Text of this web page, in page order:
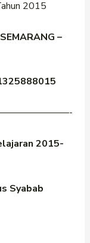
2015
–
2015-
Syabab